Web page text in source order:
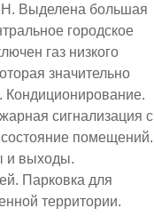
Выделена большая
городское
газ низкого
значительно
Кондиционирование.
сигнализация с
помещений.
и выходы.
Парковка для
территории.